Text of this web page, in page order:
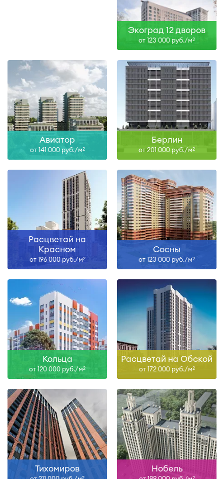
Экоград 12 дворов
от 123 000 руб./м2
Авиатор
от 141 000 руб./м2
Берлин
от 201 000 руб./м2
Расцветай на
Красном
от 196 000 руб./м2
Сосны
от 123 000 руб./м2
Кольца
от 120 000 руб./м2
Расцветай на Обской
от 172 000 руб./м2
Тихомиров
2
Нобель
2